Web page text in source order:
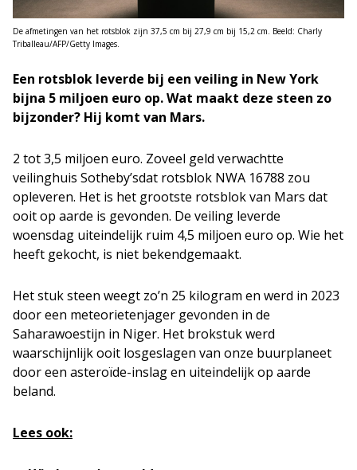
De afmetingen van het rotsblok zijn 37,5 cm bij 27,9 cm bij 15,2 cm. Beeld: Charly
Triballeau/AFP/Getty Images.
Een rotsblok leverde bij een veiling in New York
bijna 5 miljoen euro op. Wat maakt deze steen zo
bijzonder? Hij komt van Mars.
2 tot 3,5 miljoen euro. Zoveel geld verwachtte
veilinghuis Sotheby’sdat rotsblok NWA 16788 zou
opleveren. Het is het grootste rotsblok van Mars dat
ooit op aarde is gevonden. De veiling leverde
woensdag uiteindelijk ruim 4,5 miljoen euro op. Wie het
heeft gekocht, is niet bekendgemaakt.
Het stuk steen weegt zo’n 25 kilogram en werd in 2023
door een meteorietenjager gevonden in de
Saharawoestijn in Niger. Het brokstuk werd
waarschijnlijk ooit losgeslagen van onze buurplaneet
door een asteroïde-inslag en uiteindelijk op aarde
beland.
Lees ook: